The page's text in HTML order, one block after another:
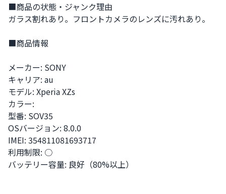
■商品の状態・ジャンク理由
ガラス割れあり。フロントカメラのレンズに汚れあり。
■商品情報
メーカー: SONY
キャリア: au
モデル: Xperia XZs
カラー:
型番: SOV35
OSバージョン: 8.0.0
IMEI: 354811081693717
利用制限: ○
バッテリー容量: 良好（80%以上）